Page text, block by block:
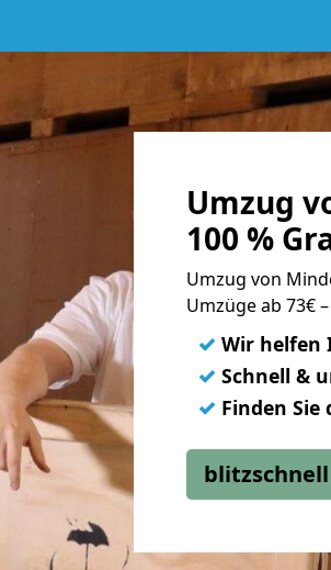
Umzug
100 %
Umzug von
Umzüge ab 73€
✓ Wir helfen
✓ Schnell &
✓ Finden